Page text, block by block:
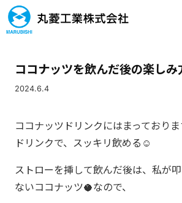
ココナッツを飲んだ後の楽しみ
2024.6.4
ココナッツドリンクにはまっており
ドリンクで、スッキリ飲める☺
ストローを挿して飲んだ後は、私が
ないココナッツ🥥なので、